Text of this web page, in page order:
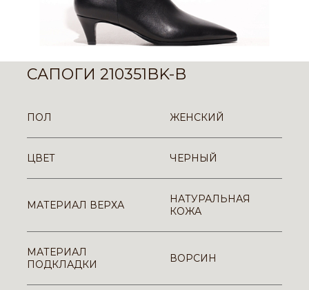
САПОГИ 210351BK-B
ПОЛ ЖЕНСКИЙ
ЦВЕТ ЧЕРНЫЙ
МАТЕРИАЛ ВЕРХА
НАТУРАЛЬНАЯ
КОЖА
МАТЕРИАЛ
ПОДКЛАДКИ
ВОРСИН